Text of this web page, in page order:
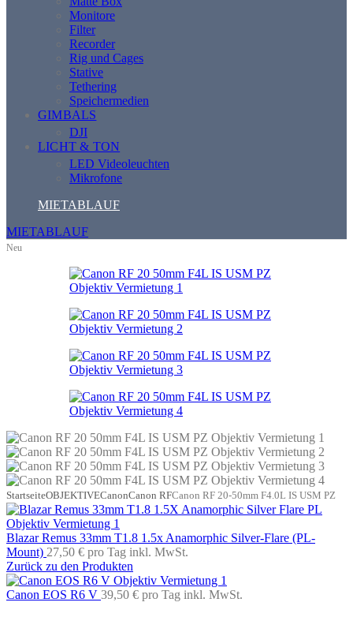
Monitore
Filter
Recorder
Rig und Cages
Stative
Tethering
Speichermedien
GIMBALS
DJI
LICHT & TON
LED Videoleuchten
Mikrofone
MIETABLAUF
MIETABLAUF
Neu
StartseiteOBJEKTIVECanonCanon RFCanon RF 20-50mm F4.0L IS USM PZ
Blazar Remus 33mm T1.8 1.5x Anamorphic Silver-Flare (PL-
Mount) 27,50 € pro Tag inkl. MwSt.
Zurück zu den Produkten
Canon EOS R6 V 39,50 € pro Tag inkl. MwSt.